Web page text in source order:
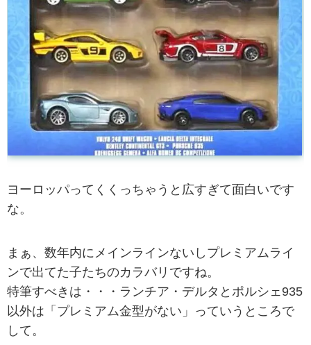
ヨーロッパってくくっちゃうと広すぎて面白いです
な。
まぁ、数年内にメインラインないしプレミアムライ
ンで出てた子たちのカラバリですね。
特筆すべきは・・・ランチア・デルタとポルシェ935
以外は「プレミアム金型がない」っていうところで
して。